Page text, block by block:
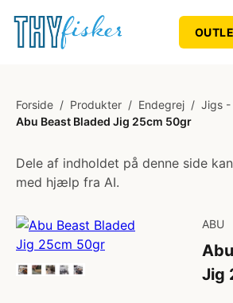
Forside / Produkter / Endegrej / Jigs -
Abu Beast Bladed Jig 25cm 50gr
Dele af indholdet på denne side
med hjælp fra AI.
ABU
Jig